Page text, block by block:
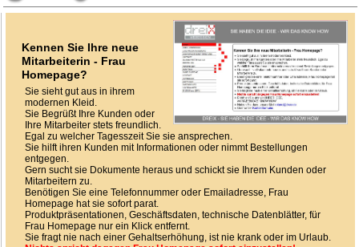
Kennen Sie Ihre neue
Mitarbeiterin - Frau
Homepage?
Sie sieht gut aus in ihrem
modernen Kleid.
Sie Begrüßt Ihre Kunden oder
Ihre Mitarbeiter stets freundlich.
Egal zu welcher Tagesszeit Sie sie ansprechen.
Sie hilft ihren Kunden mit Informationen oder nimmt Bestellungen
entgegen.
Gern sucht sie Dokumente heraus und schickt sie Ihrem Kunden oder
Mitarbeitern zu.
Benötigen Sie eine Telefonnummer oder Emailadresse, Frau
Homepage hat sie sofort parat.
Produktpräsentationen, Geschäftsdaten, technische Datenblätter, für
Frau Homepage nur ein Klick entfernt.
Sie fragt nie nach einer Gehaltserhöhung, ist nie krank oder im Urlaub.